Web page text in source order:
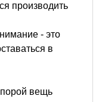
производить
- это
в
вещь